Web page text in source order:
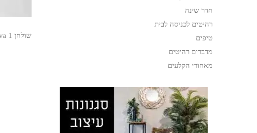
שולחן Java 1
חדר שינה
רהיטים לכניסה לבית
טיפים
מדברים רהיטים
מאחורי הקלעים